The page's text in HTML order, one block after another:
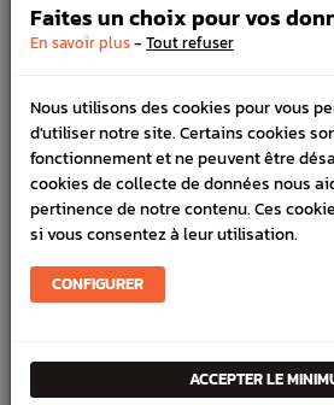
SCHÉMA CONSTRUCTEUR
Référence :
En stock :7
FICHE TECHNIQUE
Freinage
Disques avant
Faites un choix pour vos
En savoir plus- Tout refuser
Nous utilisons des cookies pour vous
d'utiliser notre site. Certains cookies
fonctionnement et ne peuvent être
cookies de collecte de données nous
pertinence de notre contenu. Ces
si vous consentez à leur utilisation.
CONFIGURER
ACCEPTER LE